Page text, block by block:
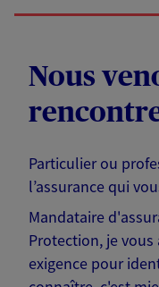
Nous
Particulier ou
l’assurance qui
Mandataire
Protection, je
exigence pour